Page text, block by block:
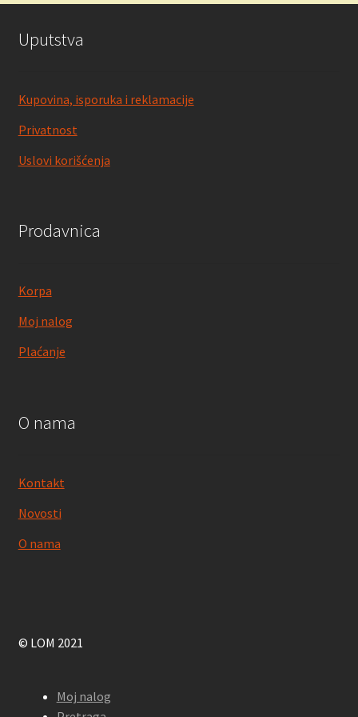
Uputstva
Kupovina, isporuka i reklamacije
Privatnost
Uslovi korišćenja
Prodavnica
Korpa
Moj nalog
Plaćanje
O nama
Kontakt
Novosti
O nama
© LOM 2021
Moj nalog